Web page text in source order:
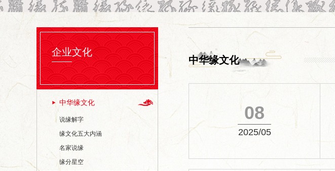
企业文化
中华缘文化
说缘解字
缘文化五大内涵
名家说缘
缘分星空
中华缘文化
08
2025/05